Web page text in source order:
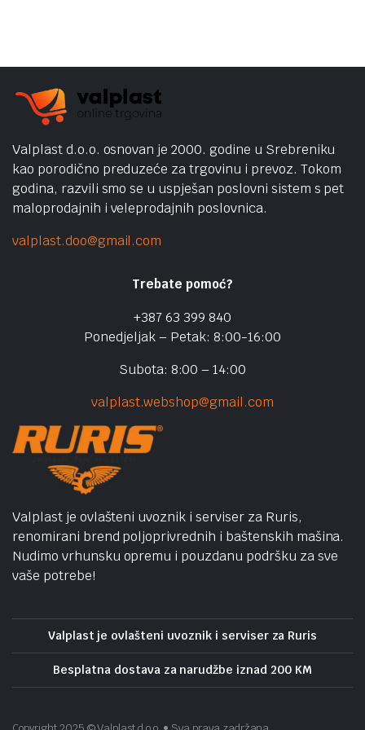
Valplast d.o.o. osnovan je 2000. godine u Srebreniku
kao porodično preduzeće za trgovinu i prevoz. Tokom
godina, razvili smo se u uspješan poslovni sistem s pet
maloprodajnih i veleprodajnih poslovnica.
valplast.doo@gmail.com
Trebate pomoć?
+387 63 399 840
Ponedjeljak – Petak: 8:00-16:00
Subota: 8:00 – 14:00
valplast.webshop@gmail.com
Valplast je ovlašteni uvoznik i serviser za Ruris,
renomirani brend poljoprivrednih i baštenskih mašina.
Nudimo vrhunsku opremu i pouzdanu podršku za sve
vaše potrebe!
Valplast je ovlašteni uvoznik i serviser za Ruris
Besplatna dostava za narudžbe iznad 200 KM